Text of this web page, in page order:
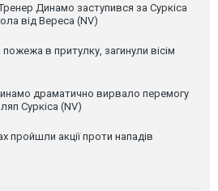
Динамо заступився за Суркіса
від Вереса (NV)
в притулку, загинули вісім
драматично вирвало перемогу
Суркіса (NV)
пройшли акції проти нападів